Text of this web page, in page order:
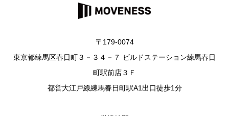
〒179-0074
東京都練馬区春日町３－３４－７ ビルドステーション練馬春日
町駅前店３Ｆ
都営大江戸線練馬春日町駅A1出口徒歩1分